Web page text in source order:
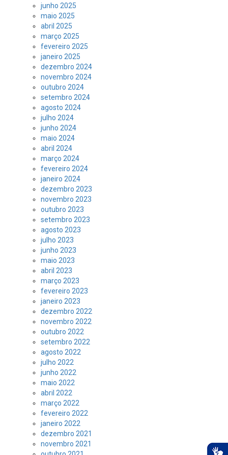
junho 2025
maio 2025
abril 2025
março 2025
fevereiro 2025
janeiro 2025
dezembro 2024
novembro 2024
outubro 2024
setembro 2024
agosto 2024
julho 2024
junho 2024
maio 2024
abril 2024
março 2024
fevereiro 2024
janeiro 2024
dezembro 2023
novembro 2023
outubro 2023
setembro 2023
agosto 2023
julho 2023
junho 2023
maio 2023
abril 2023
março 2023
fevereiro 2023
janeiro 2023
dezembro 2022
novembro 2022
outubro 2022
setembro 2022
agosto 2022
julho 2022
junho 2022
maio 2022
abril 2022
março 2022
fevereiro 2022
janeiro 2022
dezembro 2021
novembro 2021